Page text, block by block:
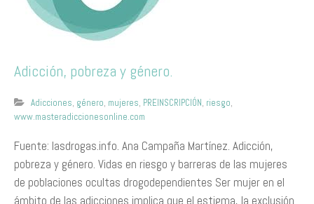
Adicción, pobreza y género.
Adicciones, género, mujeres, PREINSCRIPCIÓN, riesgo,
www.masteradiccionesonline.com
Fuente: lasdrogas.info. Ana Campaña Martínez. Adicción,
pobreza y género. Vidas en riesgo y barreras de las mujeres
de poblaciones ocultas drogodependientes Ser mujer en el
ámbito de las adicciones implica que el estigma, la exclusión